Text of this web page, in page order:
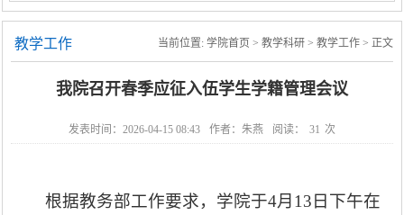
教学工作 当前位置: 学院首页> 教学科研> 教学工作> 正文
我院召开春季应征入伍学生学籍管理会议
发表时间：2026-04-15 08:43 作者：朱燕 阅读： 31 次
根据教务部工作要求，学院于4月13日下午在